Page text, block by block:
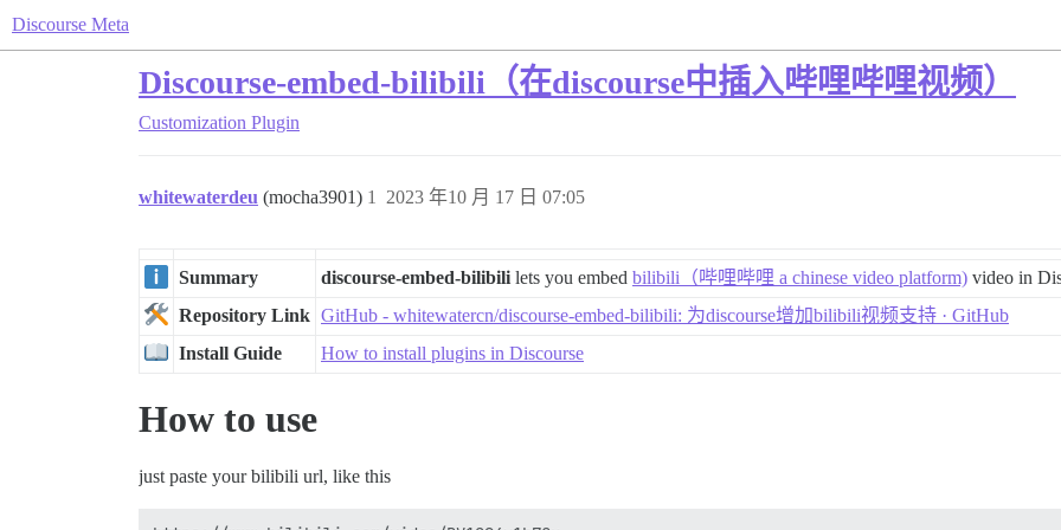
Discourse Meta
Discourse-embed-bilibili（在discourse中插入哔哩哔哩视频）
Customization Plugin
whitewaterdeu (mocha3901) 2023 年10 月 17 日 07:05
1
Summary discourse-embed-bilibili lets you embed bilibili（哔哩哔哩 a chinese video platform) video in
Repository Link GitHub - whitewatercn/discourse-embed-bilibili: 为discourse增加bilibili视频支持 · GitHub
Install Guide
How to install plugins in Discourse
How to use
just paste your bilibili url, like this